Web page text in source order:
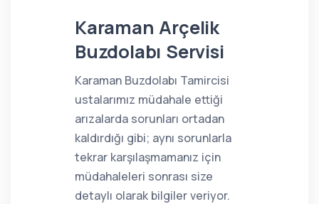
Karaman Arçelik
Buzdolabı Servisi
Karaman Buzdolabı Tamircisi
ustalarımız müdahale ettiği
arızalarda sorunları ortadan
kaldırdığı gibi; aynı sorunlarla
tekrar karşılaşmamanız için
müdahaleleri sonrası size
detaylı olarak bilgiler veriyor.